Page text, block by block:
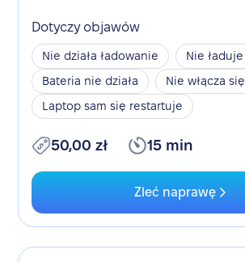
Dotyczy objawów
Nie działa ładowanie
Nie ładuje
Bateria nie działa
Nie włącza się
Laptop sam się restartuje
50,00 zł 15 min
Zleć naprawę